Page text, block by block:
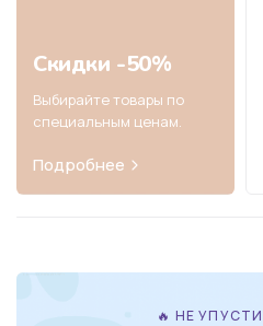
Скидки -50%
Выбирайте товары по
специальным ценам.
Подробнее
🔥 НЕ